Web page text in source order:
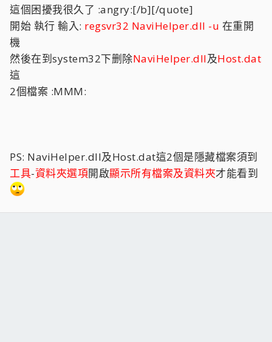
這個困擾我很久了 :angry:[/b][/quote]
開始 執行 輸入: regsvr32 NaviHelper.dll -u 在重開
機
然後在到system32下删除NaviHelper.dll及Host.dat
這
2個檔案 :MMM:
PS: NaviHelper.dll及Host.dat這2個是隱藏檔案須到
工具-資料夾選項開啟顯示所有檔案及資料夾才能看到